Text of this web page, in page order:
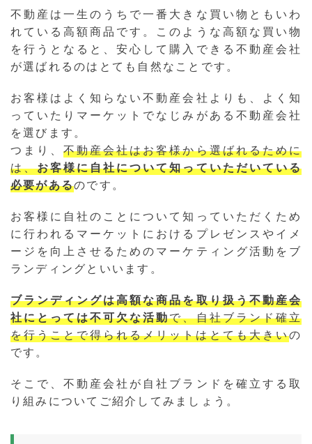
不動産は一生のうちで一番大きな買い物ともいわ
れている高額商品です。このような高額な買い物
を行うとなると、安心して購入できる不動産会社
が選ばれるのはとても自然なことです。
お客様はよく知らない不動産会社よりも、よく知
っていたりマーケットでなじみがある不動産会社
を選びます。
つまり、不動産会社はお客様から選ばれるために
は、お客様に自社について知っていただいている
必要があるのです。
お客様に自社のことについて知っていただくため
に行われるマーケットにおけるプレゼンスやイメ
ージを向上させるためのマーケティング活動をブ
ランディングといいます。
ブランディングは高額な商品を取り扱う不動産会
社にとっては不可欠な活動で、自社ブランド確立
を行うことで得られるメリットはとても大きいの
です。
そこで、不動産会社が自社ブランドを確立する取
り組みについてご紹介してみましょう。